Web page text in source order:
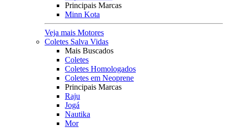
Principais Marcas
Minn Kota
Veja mais Motores
Coletes Salva Vidas
Mais Buscados
Coletes
Coletes Homologados
Coletes em Neoprene
Principais Marcas
Raju
Jogá
Nautika
Mor